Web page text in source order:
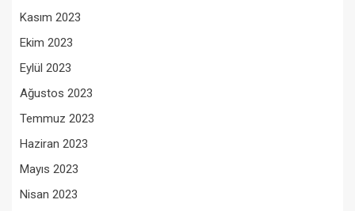
Kasım 2023
Ekim 2023
Eylül 2023
Ağustos 2023
Temmuz 2023
Haziran 2023
Mayıs 2023
Nisan 2023